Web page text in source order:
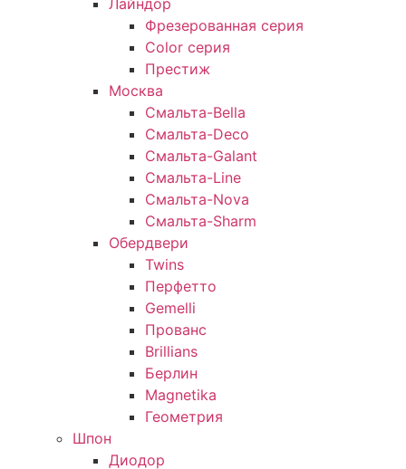
Лайндор
Фрезерованная серия
Color серия
Престиж
Москва
Смальта-Bella
Смальта-Deco
Смальта-Galant
Смальта-Line
Смальта-Nova
Смальта-Sharm
Обердвери
Twins
Перфетто
Gemelli
Прованс
Brillians
Берлин
Magnetika
Геометрия
Шпон
Диодор